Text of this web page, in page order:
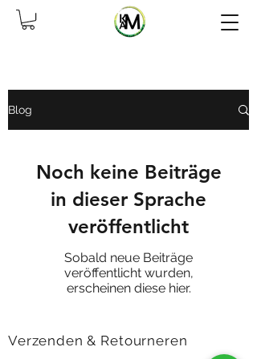
Blog
Noch keine Beiträge
in dieser Sprache
veröffentlicht
Sobald neue Beiträge
veröffentlicht wurden,
erscheinen diese hier.
Verzenden & Retourneren